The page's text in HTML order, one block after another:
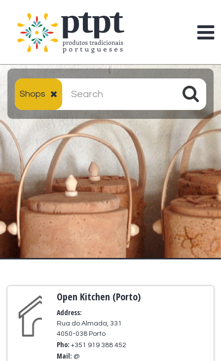
Shops
Open Kitchen (Porto)
Address:
Rua do Almada, 331
4050-038 Porto
Pho:+351 919 388 452
Mail: @